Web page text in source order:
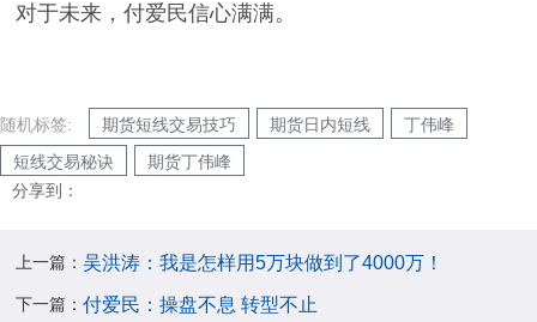
对于未来，付爱民信心满满。
随机标签: 期货短线交易技巧 期货日内短线
丁伟峰
短线交易秘诀
期货丁伟峰
分享到：
上一篇：吴洪涛：我是怎样用5万块做到了4000万！
下一篇：付爱民：操盘不息 转型不止